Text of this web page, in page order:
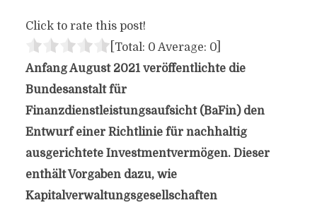
Click to rate this post!
[Total: 0 Average: 0]
Anfang August 2021 veröffentlichte die
Bundesanstalt für
Finanzdienstleistungsaufsicht (BaFin) den
Entwurf einer Richtlinie für nachhaltig
ausgerichtete Investmentvermögen. Dieser
enthält Vorgaben dazu, wie
Kapitalverwaltungsgesellschaften